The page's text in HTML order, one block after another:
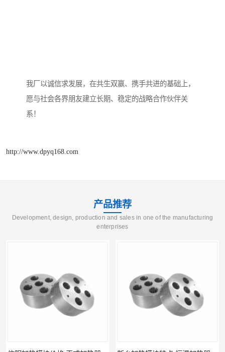
我厂以诚信求发展，在共生双赢、携手共进的基础上，
愿与社会各界朋友建立长期、稳定的战略合作伙伴关
系！
http://www.dpyq168.com
产品推荐
Development, design, production and sales in one of the manufacturing
enterprises